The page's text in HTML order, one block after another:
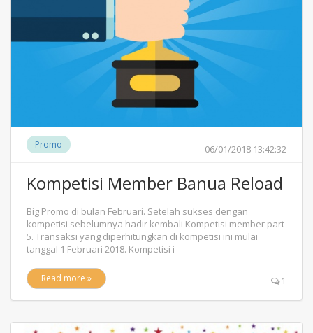
Promo 06/01/2018 13:42:32
Kompetisi Member Banua Reload
Big Promo di bulan Februari. Setelah sukses dengan
kompetisi sebelumnya hadir kembali Kompetisi member part
5. Transaksi yang diperhitungkan di kompetisi ini mulai
tanggal 1 Februari 2018. Kompetisi i
Read more » 1